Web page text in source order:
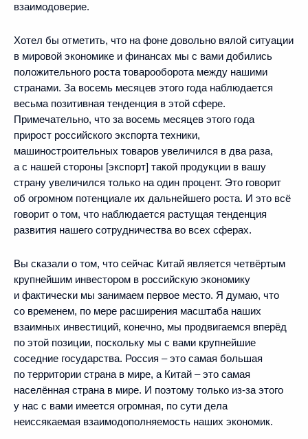
взаимодоверие.
Хотел бы отметить, что на фоне довольно вялой ситуации
в мировой экономике и финансах мы с вами добились
положительного роста товарооборота между нашими
странами. За восемь месяцев этого года наблюдается
весьма позитивная тенденция в этой сфере.
Примечательно, что за восемь месяцев этого года
прирост российского экспорта техники,
машиностроительных товаров увеличился в два раза,
а с нашей стороны [экспорт] такой продукции в вашу
страну увеличился только на один процент. Это говорит
об огромном потенциале их дальнейшего роста. И это всё
говорит о том, что наблюдается растущая тенденция
развития нашего сотрудничества во всех сферах.
Вы сказали о том, что сейчас Китай является четвёртым
крупнейшим инвестором в российскую экономику
и фактически мы занимаем первое место. Я думаю, что
со временем, по мере расширения масштаба наших
взаимных инвестиций, конечно, мы продвигаемся вперёд
по этой позиции, поскольку мы с вами крупнейшие
соседние государства. Россия – это самая большая
по территории страна в мире, а Китай – это самая
населённая страна в мире. И поэтому только из‑за этого
у нас с вами имеется огромная, по сути дела
неиссякаемая взаимодополняемость наших экономик.